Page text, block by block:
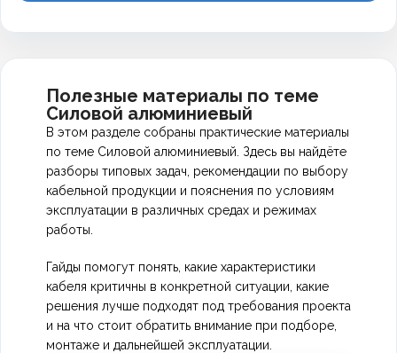
Но если по проекту допущен алюминий, внутри
помещений можно проложитьАВВГнг-LS
безопаснее старого АВВГ.
токсичных газов. Для современных объектов,
которые сдаются пожарным, требуется именно
LS-исполнение. Если кабель идёт в подвал,
техническое помещение или на улицу, можно
обойтись АВВГнг. Для офисов, жилых домов,
мест с людьми — берите LS.
Полезные материалы по теме
Силовой алюминиевый
В этом разделе собраны практические материалы
по теме Силовой алюминиевый. Здесь вы найдёте
разборы типовых задач, рекомендации по выбору
кабельной продукции и пояснения по условиям
эксплуатации в различных средах и режимах
работы.
Гайды помогут понять, какие характеристики
кабеля критичны в конкретной ситуации, какие
решения лучше подходят под требования проекта
и на что стоит обратить внимание при подборе,
монтаже и дальнейшей эксплуатации.